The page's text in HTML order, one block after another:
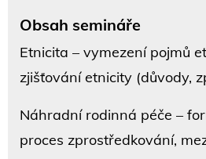
Obsah semináře
Etnicita – vymezení pojmů
zjišťování etnicity (důvody,
Náhradní rodinná péče –
proces zprostředkování,